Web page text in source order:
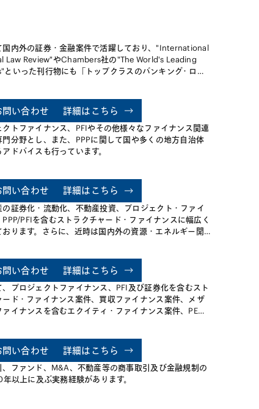
用
一
込む
つあ
用資
績
国内外の証券・金融案件で活躍しており、"International
Law Review"やChambers社の"The World's Leading
といった刊行物にも「トップクラスのバンキング・ロイ
す。金融商品取引法、銀行法等、投信法の金融関係の法
金融取引の実務に精通しており、種々の金融取引・金融
関する相談案件を多数手がけています。また、金融機関
についても指導を行っています。
問い合わせ 詳細はこちら
クトファイナンス、PFIやその他様々なファイナンス関連
門分野とし、また、PPPに関して国や多くの地方自治体
ドバイスも行っています。
問い合わせ 詳細はこちら
の証券化・流動化、不動産投資、プロジェクト・ファイ
PPP/PFIを含むストラクチャード・ファイナンスに幅広く
おります。さらに、近時は国内外の資源・エネルギー開
問い合わせ 詳細はこちら
、プロジェクトファイナンス、PFI及び証券化を含むスト
ード・ファイナンス案件、買収ファイナンス案件、メザ
ァイナンスを含むエクイティ・ファイナンス案件、PEフ
を含む株式の引受・取得などのM&A案件をはじめとする
業務、倒産関連業務及び商取引業務一般に従事していま
、エネルギーの分野における各種ファイナンス案件等も
おります。
問い合わせ 詳細はこちら
、ファンド、M&A、不動産等の商事取引及び金融規制の
以上に及ぶ実務経験があります。